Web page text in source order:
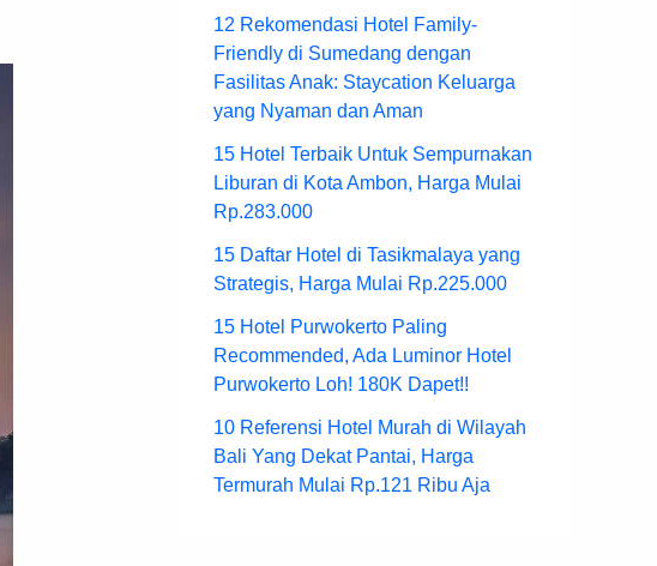
12 Rekomendasi Hotel Family-
Friendly di Sumedang dengan
Fasilitas Anak: Staycation Keluarga
yang Nyaman dan Aman
15 Hotel Terbaik Untuk Sempurnakan
Liburan di Kota Ambon, Harga Mulai
Rp.283.000
15 Daftar Hotel di Tasikmalaya yang
Strategis, Harga Mulai Rp.225.000
15 Hotel Purwokerto Paling
Recommended, Ada Luminor Hotel
Purwokerto Loh! 180K Dapet!!
10 Referensi Hotel Murah di Wilayah
Bali Yang Dekat Pantai, Harga
Termurah Mulai Rp.121 Ribu Aja